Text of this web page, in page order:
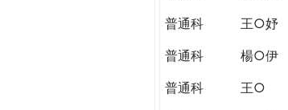
普通科
王○妤
普通科
楊○伊
普通科
王○